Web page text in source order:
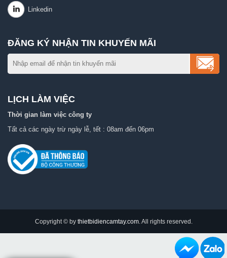
ĐĂNG KÝ NHẬN TIN KHUYẾN MÃI
LỊCH LÀM VIỆC
Thời gian làm việc công ty
Tất cả các ngày trừ ngày lễ, tết : 08am đến 06pm
Copyright © by thietbidiencamtay.com. All rights reserved.